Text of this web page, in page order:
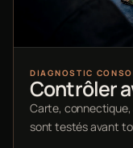
DIAGNOSTIC
Contrôler
Carte,
sont testés avant